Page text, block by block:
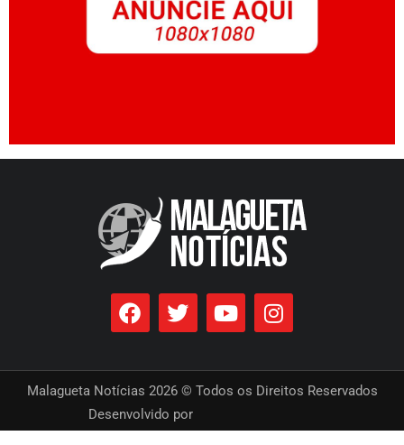
Malagueta Notícias 2026 © Todos os Direitos Reservados
Desenvolvido por